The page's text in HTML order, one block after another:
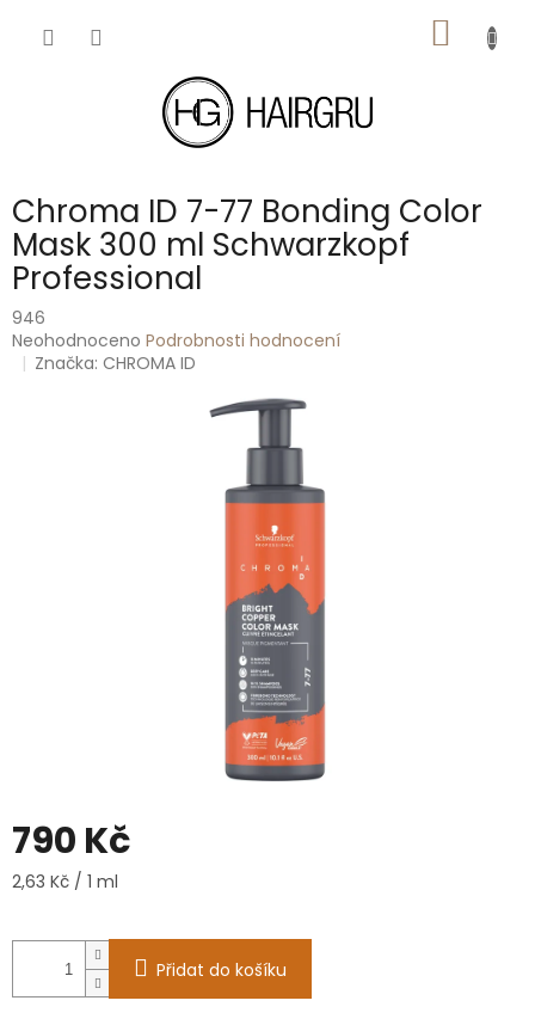
KOŠÍK
Chroma ID 7-77 Bonding Color
Mask 300 ml Schwarzkopf
Professional
946
Průměrné
hodnocení
Neohodnoceno Podrobnosti hodnocení
Značka:CHROMA ID
790 Kč
Měrná
2,63 Kč / 1 ml
Přidat do košíku